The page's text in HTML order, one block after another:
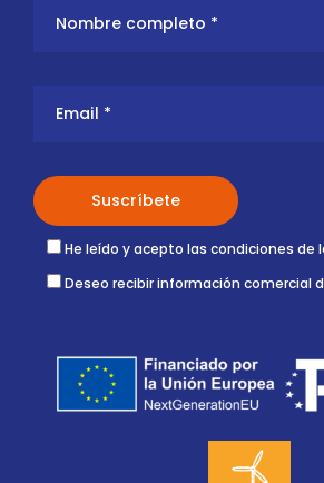
He leído y acepto las condiciones de
Deseo recibir información comercial